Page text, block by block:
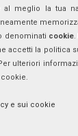
al meglio la tua
denominati cookie
accetti la politica
ulteriori
e sui cookie